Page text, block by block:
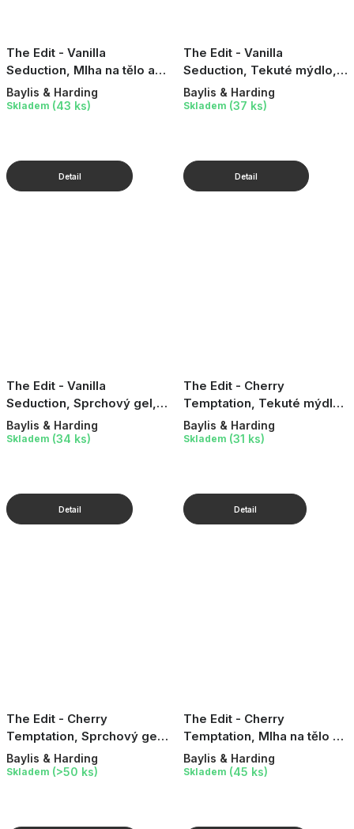
The Edit - Vanilla
Seduction, Mlha na tělo a
vlasy, 250 ml
Baylis & Harding
Skladem (43 ks)
The Edit - Vanilla
Seduction, Tekuté mýdlo,
400 ml
Baylis & Harding
Skladem (37 ks)
The Edit - Vanilla
Seduction, Sprchový gel,
400 ml
Baylis & Harding
Skladem (34 ks)
The Edit - Cherry
Temptation, Tekuté mýdlo,
400 ml
Baylis & Harding
Skladem (31 ks)
The Edit - Cherry
Temptation, Sprchový gel,
400 ml
Baylis & Harding
Skladem (>50 ks)
The Edit - Cherry
Temptation, Mlha na tělo a
vlasy, 250 ml
Baylis & Harding
Skladem (45 ks)